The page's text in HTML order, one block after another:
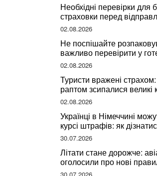
Необхідні перевірки для
страховки перед
подорож
02.08.2026
Не поспішайте
важливо перевірити у
за словами досвідченої
02.08.2026
Туристи вражені
раптом зсипалися великі
02.08.2026
Українці в Німеччині
курсі штрафів: як
борги
30.07.2026
Літати стане дорожче:
оголосили про нові
вибору місць
30.07.2026